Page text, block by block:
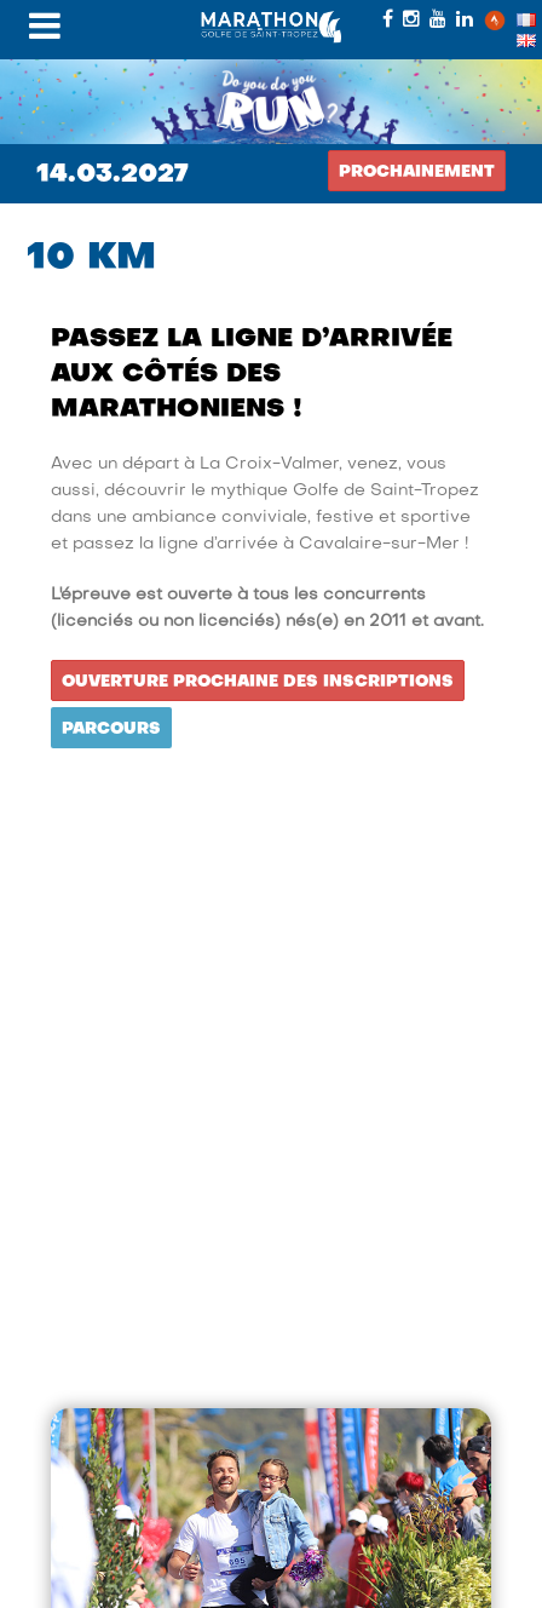
14.03.2027 PROCHAINEMENT
10 KM
PASSEZ LA LIGNE D’ARRIVÉE
AUX CÔTÉS DES
MARATHONIENS !
Avec un départ à La Croix-Valmer, venez, vous
aussi, découvrir le mythique Golfe de Saint-Tropez
dans une ambiance conviviale, festive et sportive
et passez la ligne d’arrivée à Cavalaire-sur-Mer !
L'épreuve est ouverte à tous les concurrents
(licenciés ou non licenciés) nés(e) en 2011 et avant.
OUVERTURE PROCHAINE DES INSCRIPTIONS
PARCOURS